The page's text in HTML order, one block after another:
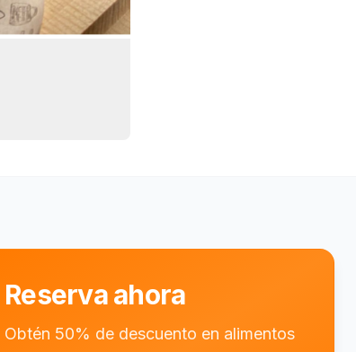
Reserva ahora
Obtén 50% de descuento en alimentos